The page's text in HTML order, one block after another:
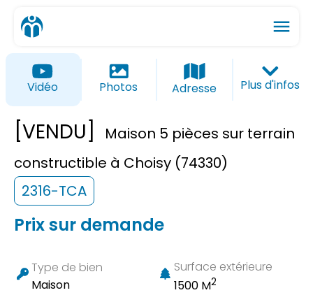
menu
ios_share
Vidéo Photos Adresse Plus d'infos
[VENDU]
Maison 5 pièces sur terrain
constructible à Choisy (74330)
2316-TCA
Prix sur demande
Type de bien
Maison
Surface extérieure
1500 M2